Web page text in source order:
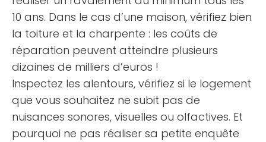
10 ans. Dans le cas d’une maison, vérifiez bien
la toiture et la charpente : les coûts de
réparation peuvent atteindre plusieurs
dizaines de milliers d’euros !
Inspectez les alentours, vérifiez si le logement
que vous souhaitez ne subit pas de
nuisances sonores, visuelles ou olfactives. Et
pourquoi ne pas réaliser sa petite enquête